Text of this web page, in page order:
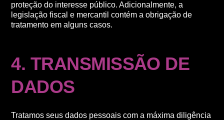
proteção do interesse público. Adicionalmente, a
legislação fiscal e mercantil contém a obrigação de
tratamento em alguns casos.
4. TRANSMISSÃO DE
DADOS
Tratamos seus dados pessoais com a máxima diligência